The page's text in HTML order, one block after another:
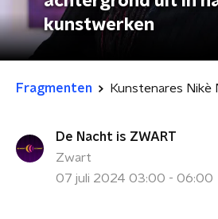
kunstwerken
Fragmenten
De Nacht is ZWART
Zwart
07 juli 2024 03:00 - 06:00